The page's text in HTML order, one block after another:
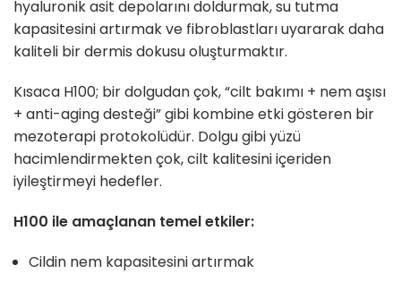
hyaluronik asit depolarını doldurmak, su tutma
kapasitesini artırmak ve fibroblastları uyararak daha
kaliteli bir dermis dokusu oluşturmaktır.
Kısaca H100; bir dolgudan çok, “cilt bakımı + nem aşısı
+ anti-aging desteği” gibi kombine etki gösteren bir
mezoterapi protokolüdür. Dolgu gibi yüzü
hacimlendirmekten çok, cilt kalitesini içeriden
iyileştirmeyi hedefler.
H100 ile amaçlanan temel etkiler:
Cildin nem kapasitesini artırmak